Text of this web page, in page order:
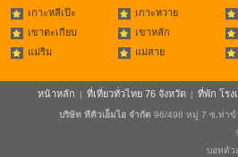
เกาะหลีเป๊ะ
เกาะหวาย
เขาตะเกียบ
เขาหลัก
แม่ริม
แม่สาย
หน้าหลัก | ที่เที่ยวทั่วไทย 76 จังหวัด | ที่พัก โรง
บริษัท ทีคิวเอ็มไอ จำกัด 96/498 หมู่ 7 ซ.ท่าข้
บอทตัว